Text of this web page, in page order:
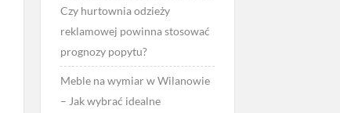
Czy hurtownia odzieży
reklamowej powinna stosować
prognozy popytu?
Meble na wymiar w Wilanowie
– Jak wybrać idealne